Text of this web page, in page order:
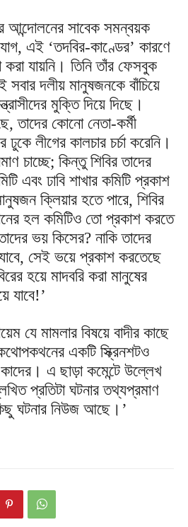
আন্দোলনের সাবেক সমন্বয়ক
এই ‘তদবির-কাণ্ডের’ কারণে
করা যায়নি। তিনি তাঁর ফেসবুক
সবার দলীয় মানুষজনকে বাঁচিয়ে
মুক্তি দিয়ে দিছে।
তাদের কোনো নেতা-কর্মী
লীগের কালচার চর্চা করেনি।
চাচ্ছে; কিন্তু শিবির তাদের
এবং ঢাবি শাখার কমিটি প্রকাশ
ক্লিয়ার হতে পারে, শিবির
হল কমিটিও তো প্রকাশ করতে
ভয় কিসের? নাকি তাদের
সেই ভয়ে প্রকাশ করতেছে
হয়ে মাদবরি করা মানুষের
যাবে!’
যে মামলার বিষয়ে বাদীর কাছে
একটি স্ক্রিনশটও
এ ছাড়া কমেন্টে উল্লেখ
প্রতিটা ঘটনার তথ্যপ্রমাণ
ঘটনার নিউজ আছে।’